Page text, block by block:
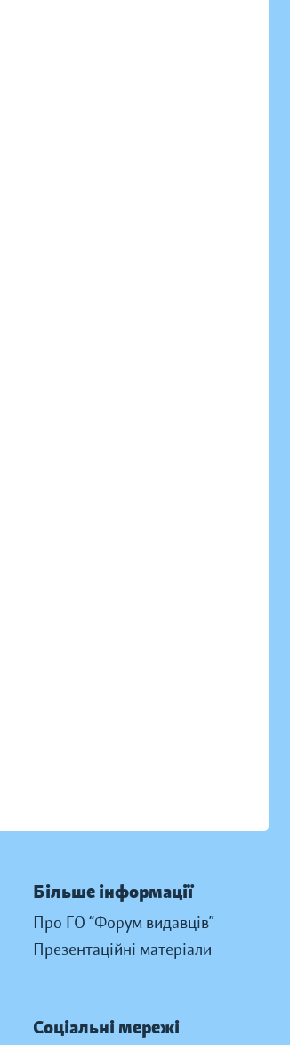
Більше інформації
Про ГО “Форум видавців”
Презентаційні матеріали
Соціальні мережі